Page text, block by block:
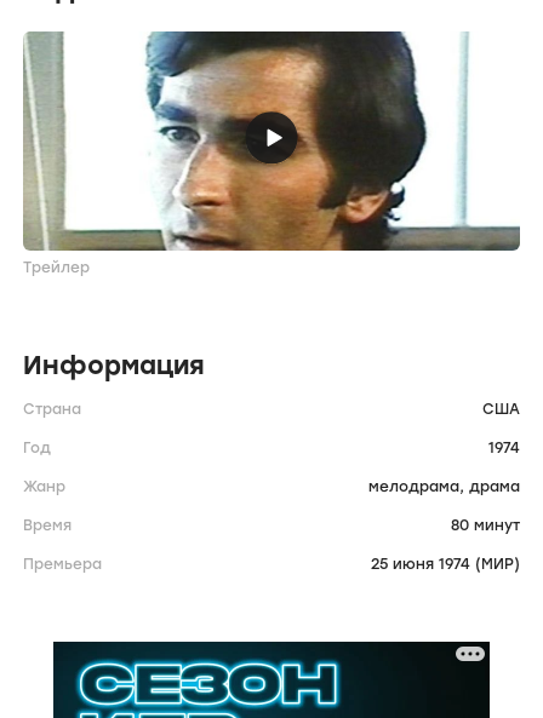
Трейлер
Информация
Страна США
Год 1974
Жанр мелодрама, драма
Время 80 минут
Премьера 25 июня 1974 (МИР)